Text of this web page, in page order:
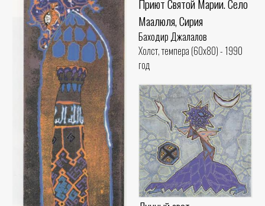
Приют Святой Марии. Село
Маалюля, Сирия
Баходир Джалалов
Холст, темпера (60x80) - 1990
год